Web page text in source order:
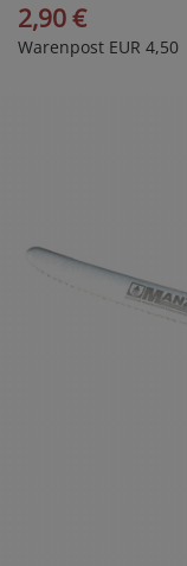
2,90 €
Warenpost EUR 4,50